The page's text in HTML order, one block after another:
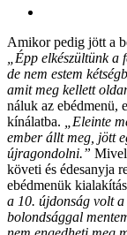
Amikor pedig jött a
„Épp elkészültünk
de nem estem
amit meg kellett
náluk az ebédmenü,
kínálatba.
„Eleinte
ember állt meg, jött
újragondolni.” Mivel
követi és édesanyja
ebédmenük
a 10. újdonság volt
bolondsággal